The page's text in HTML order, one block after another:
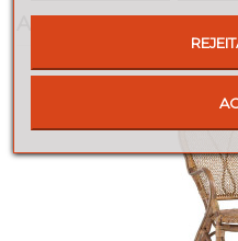
ACCESSORIES